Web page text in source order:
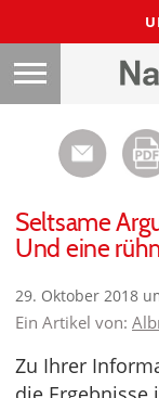
Seltsame
Und eine
29. Oktober 2018
Ein Artikel von:
Zu Ihrer